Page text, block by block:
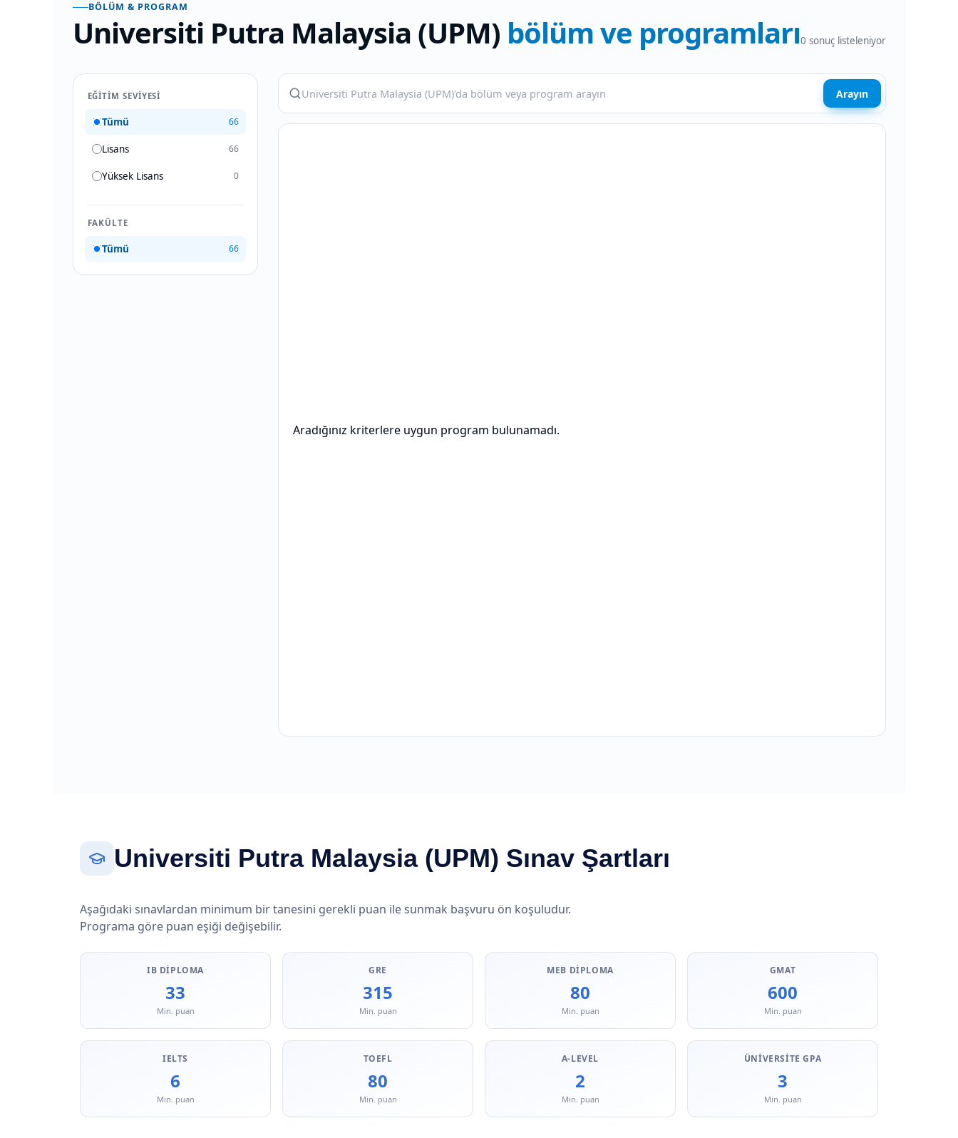
BÖLÜM & PROGRAM
Universiti Putra Malaysia (UPM) bölüm ve programları0 sonuç listeleniyor
EĞITIM SEVIYESI
Tümü 66
Lisans 66
Yüksek Lisans 0
FAKÜLTE
Tümü 66
Arayın
Aradığınız kriterlere uygun program bulunamadı.
Universiti Putra Malaysia (UPM) Sınav Şartları
Aşağıdaki sınavlardan minimum bir tanesini gerekli puan ile sunmak başvuru ön koşuludur.
Programa göre puan eşiği değişebilir.
IB DIPLOMA
33
Min. puan
GRE
315
Min. puan
MEB DIPLOMA
80
Min. puan
GMAT
600
Min. puan
IELTS
6
Min. puan
TOEFL
80
Min. puan
A-LEVEL
2
Min. puan
ÜNIVERSITE GPA
3
Min. puan